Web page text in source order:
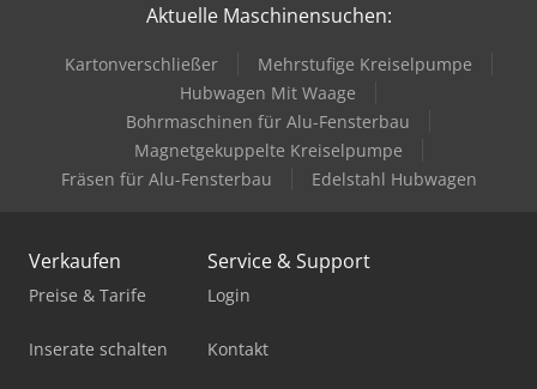
Aktuelle Maschinensuchen:
Kartonverschließer
Mehrstufige Kreiselpumpe
Hubwagen Mit Waage
Bohrmaschinen für Alu-Fensterbau
Magnetgekuppelte Kreiselpumpe
Fräsen für Alu-Fensterbau
Edelstahl Hubwagen
Verkaufen
Preise & Tarife
Inserate schalten
Service & Support
Login
Kontakt